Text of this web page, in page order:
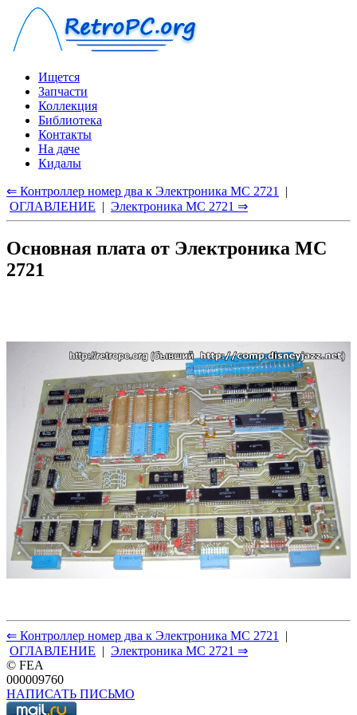
Ищется
Запчасти
Коллекция
Библиотека
Контакты
На даче
Кидалы
⇐ Контроллер номер два к Электроника МС 2721
|
ОГЛАВЛЕНИЕ | Электроника МС 2721 ⇒
Основная плата от Электроника МС
2721
⇐ Контроллер номер два к Электроника МС 2721
|
ОГЛАВЛЕНИЕ | Электроника МС 2721 ⇒
© FEA
000009760
НАПИСАТЬ ПИСЬМО